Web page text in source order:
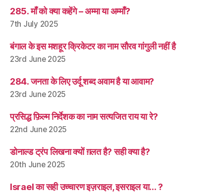
285. माँ को क्या कहेंगे – अम्मा या अम्माँ?
7th July 2025
बंगाल के इस मशहूर क्रिकेटर का नाम सौरव गांगुली नहीं है
23rd June 2025
284. जनता के लिए उर्दू शब्द अवाम है या आवाम?
23rd June 2025
प्रसिद्ध फ़िल्म निर्देशक का नाम सत्यजित राय या रे?
22nd June 2025
डोनाल्ड ट्रंप लिखना क्यों ग़लत है? सही क्या है?
20th June 2025
Israel का सही उच्चारण इज़राइल, इसराइल या… ?